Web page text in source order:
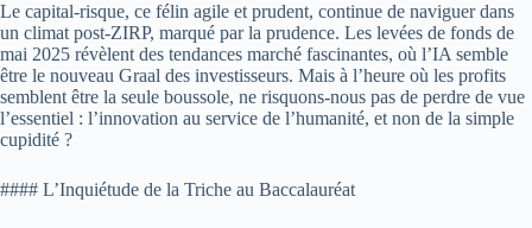
Le capital-risque, ce félin agile et prudent, continue de naviguer dans
un climat post-ZIRP, marqué par la prudence. Les levées de fonds de
mai 2025 révèlent des tendances marché fascinantes, où l’IA semble
être le nouveau Graal des investisseurs. Mais à l’heure où les profits
semblent être la seule boussole, ne risquons-nous pas de perdre de vue
l’essentiel : l’innovation au service de l’humanité, et non de la simple
cupidité ?
#### L’Inquiétude de la Triche au Baccalauréat